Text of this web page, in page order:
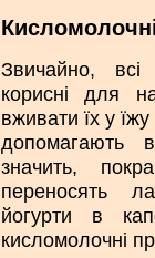
Звичайно,
корисні для
вживати їх у
допомагають
значить,
переносять
йогурти в
кисломолочні